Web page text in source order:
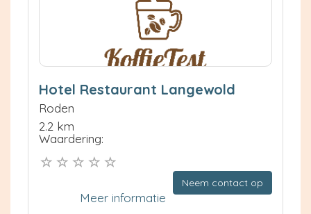
Hotel Restaurant Langewold
Roden
2.2 km
Waardering:
Neem contact op
Meer informatie